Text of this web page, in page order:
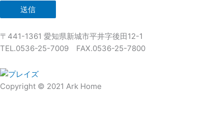
送信
〒441-1361 愛知県新城市平井字後田12-1
TEL.0536-25-7009 FAX.0536-25-7800
Copyright © 2021 Ark Home